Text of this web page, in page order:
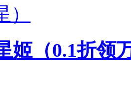
姬（0.1折领